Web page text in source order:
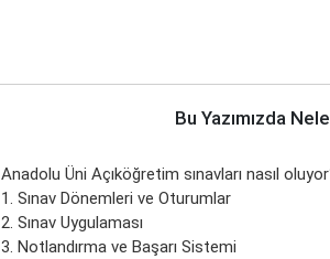
Bu Yazımızda
Anadolu Üni Açıköğretim sınavları nasıl
1. Sınav Dönemleri ve Oturumlar
2. Sınav Uygulaması
3. Notlandırma ve Başarı Sistemi